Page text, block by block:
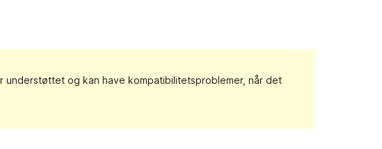
og kan have kompatibilitetsproblemer, når det